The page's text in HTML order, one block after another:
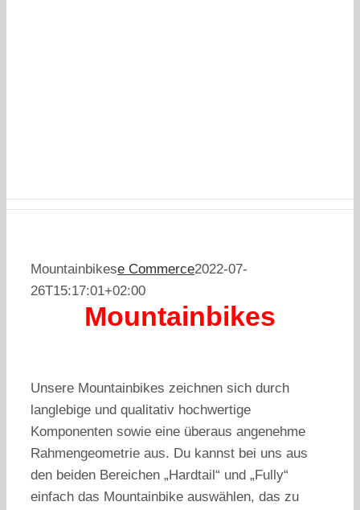
Mountainbikese Commerce2022-07-
26T15:17:01+02:00
Mountainbikes
Unsere Mountainbikes zeichnen sich durch
langlebige und qualitativ hochwertige
Komponenten sowie eine überaus angenehme
Rahmengeometrie aus. Du kannst bei uns aus
den beiden Bereichen „Hardtail“ und „Fully“
einfach das Mountainbike auswählen, das zu